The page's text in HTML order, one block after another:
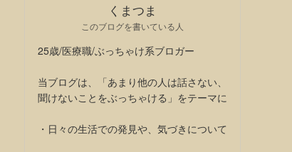
くまつま
このブログを書いている人
25歳/医療職/ぶっちゃけ系ブロガー
当ブログは、「あまり他の人は話さない、
聞けないことをぶっちゃける」をテーマに
・日々の生活での発見や、気づきについて